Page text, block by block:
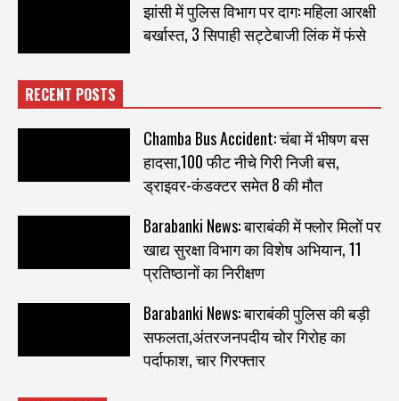
झांसी में पुलिस विभाग पर दाग: महिला आरक्षी
बर्खास्त, 3 सिपाही सट्टेबाजी लिंक में फंसे
RECENT POSTS
Chamba Bus Accident: चंबा में भीषण बस
हादसा,100 फीट नीचे गिरी निजी बस,
ड्राइवर-कंडक्टर समेत 8 की मौत
Barabanki News: बाराबंकी में फ्लोर मिलों पर
खाद्य सुरक्षा विभाग का विशेष अभियान, 11
प्रतिष्ठानों का निरीक्षण
Barabanki News: बाराबंकी पुलिस की बड़ी
सफलता,अंतरजनपदीय चोर गिरोह का
पर्दाफाश, चार गिरफ्तार